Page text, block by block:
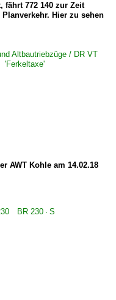
V 100.1
Schnellfahrlok·
fährt 772 140 zur Zeit
Hier zu sehen
Altbautriebzüge / DR VT
'Ferkeltaxe'
AWT Kohle am 14.02.18
BR 230 · S